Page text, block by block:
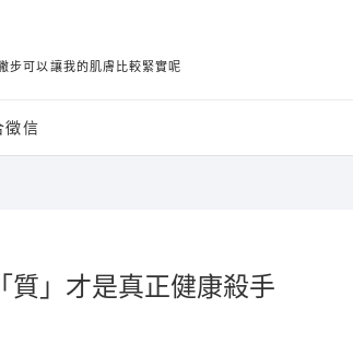
步可以讓我的肌膚比較緊實呢
徵信
質」才是真正健康殺手